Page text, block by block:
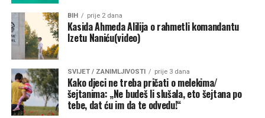
Uprkos podršci iz Bijele kuće, Infantino je posljednjih
mjeseci bio izložen kritikama nakon kontroverznog
poništavanja crvenog kartona američkom reprezentativcu
Folarinu Balogunu tokom Svjetskog prvenstva. Trump je
kasnije potvrdio da je lično razgovarao s Infantinom i tražio
reviziju odluke.
BIH prije 2 dana
Kasida Ahmeda Alilija o rahmetli komandantu
Izetu Naniću(video)
SVIJET / ZANIMLJIVOSTI prije 3 dana
Kako djeci ne treba pričati o melekima/
šejtanima: „Ne budeš li slušala, eto šejtana po
tebe, dat ću im da te odvedu!“